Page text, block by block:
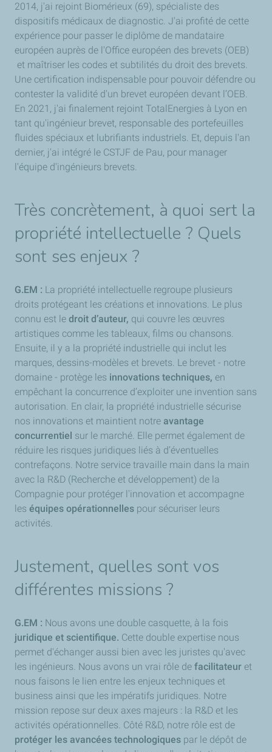
2014, j'ai rejoint Biomérieux (69), spécialiste des
dispositifs médicaux de diagnostic. J'ai profité de cette
expérience pour passer le diplôme de mandataire
européen auprès de l'Office européen des brevets (OEB)
et maîtriser les codes et subtilités du droit des brevets.
Une certification indispensable pour pouvoir défendre ou
contester la validité d'un brevet européen devant l’OEB.
En 2021, j'ai finalement rejoint TotalEnergies à Lyon en
tant qu'ingénieur brevet, responsable des portefeuilles
fluides spéciaux et lubrifiants industriels. Et, depuis l'an
dernier, j'ai intégré le CSTJF de Pau, pour manager
l'équipe d'ingénieurs brevets.
Très concrètement, à quoi sert la
propriété intellectuelle ? Quels
sont ses enjeux ?
G.EM : La propriété intellectuelle regroupe plusieurs
droits protégeant les créations et innovations. Le plus
connu est le droit d’auteur, qui couvre les œuvres
artistiques comme les tableaux, films ou chansons.
Ensuite, il y a la propriété industrielle qui inclut les
marques, dessins-modèles et brevets. Le brevet - notre
domaine - protège les innovations techniques, en
empêchant la concurrence d’exploiter une invention sans
autorisation. En clair, la propriété industrielle sécurise
nos innovations et maintient notre avantage
concurrentiel sur le marché. Elle permet également de
réduire les risques juridiques liés à d’éventuelles
contrefaçons. Notre service travaille main dans la main
avec la R&D (Recherche et développement) de la
Compagnie pour protéger l'innovation et accompagne
les équipes opérationnelles pour sécuriser leurs
activités.
Justement, quelles sont vos
différentes missions ?
G.EM : Nous avons une double casquette, à la fois
juridique et scientifique. Cette double expertise nous
permet d'échanger aussi bien avec les juristes qu'avec
les ingénieurs. Nous avons un vrai rôle de facilitateur et
nous faisons le lien entre les enjeux techniques et
business ainsi que les impératifs juridiques. Notre
mission repose sur deux axes majeurs : la R&D et les
activités opérationnelles. Côté R&D, notre rôle est de
protéger les avancées technologiques par le dépôt de